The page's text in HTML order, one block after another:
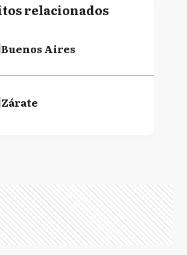
relacionados
Buenos Aires
Zárate